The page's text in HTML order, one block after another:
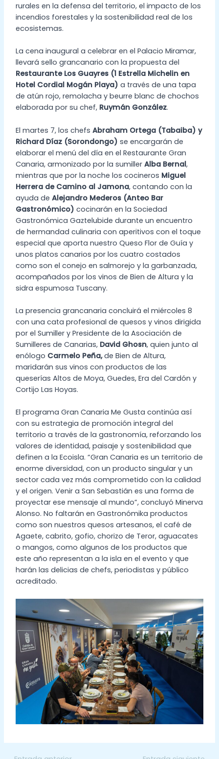
rurales en la defensa del territorio, el impacto de los
incendios forestales y la sostenibilidad real de los
ecosistemas.
La cena inaugural a celebrar en el Palacio Miramar,
llevará sello grancanario con la propuesta del
Restaurante Los Guayres (1 Estrella Michelin en
Hotel Cordial Mogán Playa) a través de una tapa
de atún rojo, remolacha y beurre blanc de chochos
elaborada por su chef, Ruymán González.
El martes 7, los chefs Abraham Ortega (Tabaiba) y
Richard Díaz (Sorondongo) se encargarán de
elaborar el menú del día en el Restaurante Gran
Canaria, armonizado por la sumiller Alba Bernal,
mientras que por la noche los cocineros Miguel
Herrera de Camino al Jamona, contando con la
ayuda de Alejandro Mederos (Anteo Bar
Gastronómico) cocinarán en la Sociedad
Gastronómica Gaztelubide durante un encuentro
de hermandad culinaria con aperitivos con el toque
especial que aporta nuestro Queso Flor de Guía y
unos platos canarios por los cuatro costados
como son el conejo en salmorejo y la garbanzada,
acompañados por los vinos de Bien de Altura y la
sidra espumosa Tuscany.
La presencia grancanaria concluirá el miércoles 8
con una cata profesional de quesos y vinos dirigida
por el Sumiller y Presidente de la Asociación de
Sumilleres de Canarias, David Ghosn, quien junto al
enólogo Carmelo Peña,de Bien de Altura,
maridarán sus vinos con productos de las
queserías Altos de Moya, Guedes, Era del Cardón y
Cortijo Las Hoyas.
El programa Gran Canaria Me Gusta continúa así
con su estrategia de promoción integral del
territorio a través de la gastronomía, reforzando los
valores de identidad, paisaje y sostenibilidad que
definen a la Ecoisla. “Gran Canaria es un territorio de
enorme diversidad, con un producto singular y un
sector cada vez más comprometido con la calidad
y el origen. Venir a San Sebastián es una forma de
proyectar ese mensaje al mundo”, concluyó Minerva
Alonso. No faltarán en Gastronómika productos
como son nuestros quesos artesanos, el café de
Agaete, cabrito, gofio, chorizo de Teror, aguacates
o mangos, como algunos de los productos que
este año representan a la isla en el evento y que
harán las delicias de chefs, periodistas y público
acreditado.